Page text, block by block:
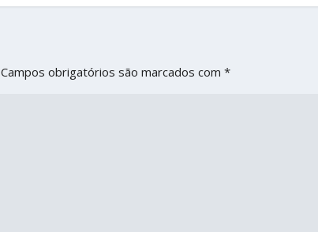
Campos obrigatórios são marcados com*